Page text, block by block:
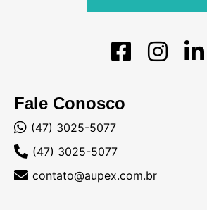
Fale Conosco
(47) 3025-5077
(47) 3025-5077
contato@aupex.com.br